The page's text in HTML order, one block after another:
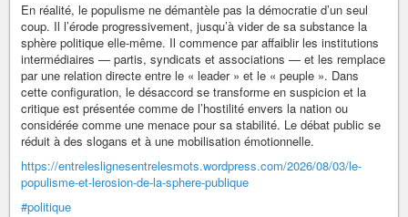
En réalité, le populisme ne démantèle pas la démocratie d’un seul
coup. Il l’érode progressivement, jusqu’à vider de sa substance la
sphère politique elle-même. Il commence par affaiblir les institutions
intermédiaires — partis, syndicats et associations — et les remplace
par une relation directe entre le « leader » et le « peuple ». Dans
cette configuration, le désaccord se transforme en suspicion et la
critique est présentée comme de l’hostilité envers la nation ou
considérée comme une menace pour sa stabilité. Le débat public se
réduit à des slogans et à une mobilisation émotionnelle.
https://entreleslignesentrelesmots.wordpress.com/2026/08/03/le-
populisme-et-lerosion-de-la-sphere-publique
#politique